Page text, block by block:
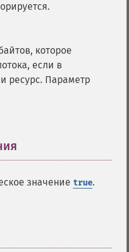
которое
если в
ресурс. Параметр
значение true.